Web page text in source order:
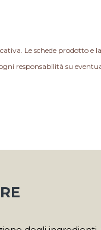
Le schede prodotto e
responsabilità su